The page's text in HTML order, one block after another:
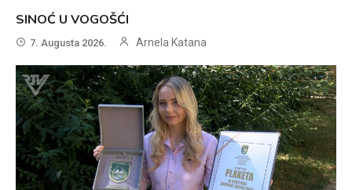
SINOĆ U VOGOŠĆI
7. Augusta 2026. Arnela Katana